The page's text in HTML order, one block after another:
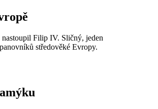
Filip IV. Sličný, jeden
středověké Evropy.